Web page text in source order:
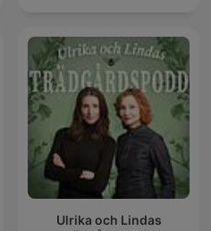
Ulrika och Lindas